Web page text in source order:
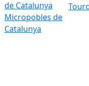
Micropobles de
Catalunya